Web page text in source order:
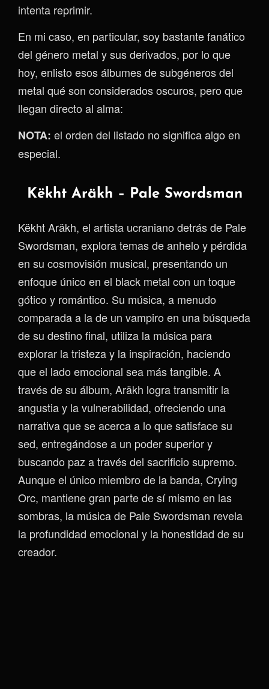
intenta reprimir.
En mi caso, en particular, soy bastante fanático
del género metal y sus derivados, por lo que
hoy, enlisto esos álbumes de subgéneros del
metal qué son considerados oscuros, pero que
llegan directo al alma:
NOTA: el orden del listado no significa algo en
especial.
Këkht Aräkh – Pale Swordsman
Këkht Aräkh, el artista ucraniano detrás de Pale
Swordsman, explora temas de anhelo y pérdida
en su cosmovisión musical, presentando un
enfoque único en el black metal con un toque
gótico y romántico. Su música, a menudo
comparada a la de un vampiro en una búsqueda
de su destino final, utiliza la música para
explorar la tristeza y la inspiración, haciendo
que el lado emocional sea más tangible. A
través de su álbum, Aräkh logra transmitir la
angustia y la vulnerabilidad, ofreciendo una
narrativa que se acerca a lo que satisface su
sed, entregándose a un poder superior y
buscando paz a través del sacrificio supremo.
Aunque el único miembro de la banda, Crying
Orc, mantiene gran parte de sí mismo en las
sombras, la música de Pale Swordsman revela
la profundidad emocional y la honestidad de su
creador.